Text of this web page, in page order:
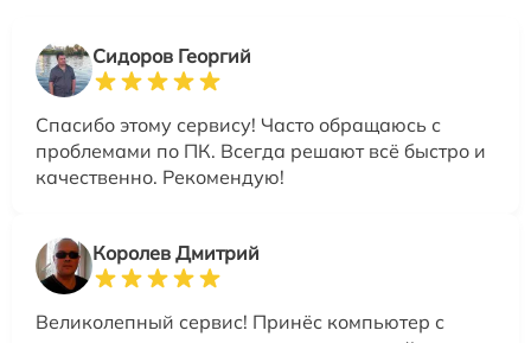
Сидоров Георгий
Спасибо этому сервису! Часто обращаюсь с
проблемами по ПК. Всегда решают всё быстро и
качественно. Рекомендую!
Королев Дмитрий
Великолепный сервис! Принёс компьютер с